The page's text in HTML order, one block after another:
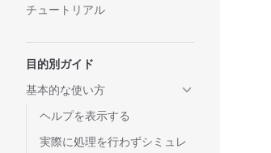
チュートリアル
目的別ガイド
基本的な使い方
ヘルプを表示する
実際に処理を行わずシミュレ